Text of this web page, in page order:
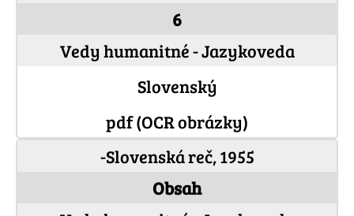
6
Vedy humanitné - Jazykoveda
Slovenský
pdf (OCR obrázky)
-Slovenská reč, 1955
Obsah